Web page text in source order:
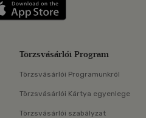
Szerezd meg: Google
Törzsvásárlói Program
Törzsvásárlói Programunkról
Törzsvásárlói Kártya egyenlege
Törzsvásárlói szabályzat